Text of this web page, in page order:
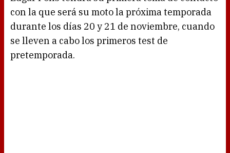
con la que será su moto la próxima temporada
durante los días 20 y 21 de noviembre, cuando
se lleven a cabo los primeros test de
pretemporada.